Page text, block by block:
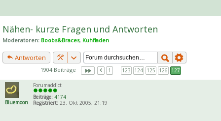
he
Nähen- kurze Fragen und Antworten
Moderatoren: Boobs&Braces, Kuhfladen
Antworten
1904 Beiträge 1 123 124 125 126 127
Bluemoon
Forumaddict
Beiträge: 4174
Registriert: 23. Okt 2005, 21:19